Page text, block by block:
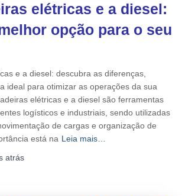
elétricas e a diesel:
opção para o seu
e a diesel: descubra as diferenças,
ideal para otimizar as operações da sua
elétricas e a diesel são ferramentas
logísticos e industriais, sendo utilizadas
de cargas e organização de
está na Leia mais…
atrás